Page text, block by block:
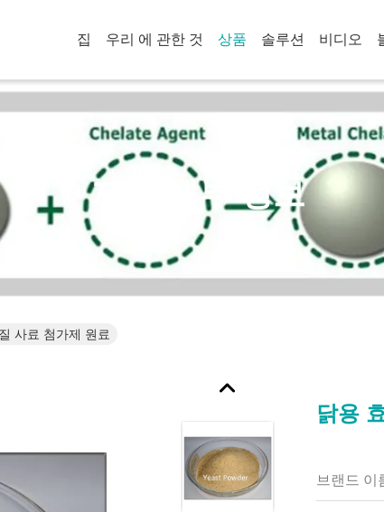
집 우리 에 관한 것 상품 솔루션 비디오
제품 세부 정보
사료 첨가제 원료
닭용
브랜드 이